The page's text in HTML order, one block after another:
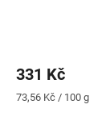
331 Kč
Měrná
73,56 Kč / 100 g